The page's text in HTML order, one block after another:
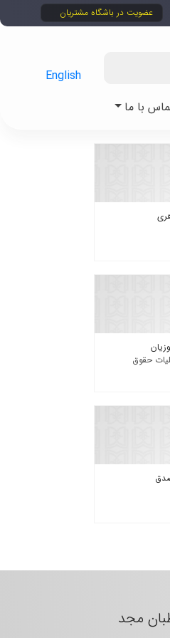
عضویت در باشگاه مشتریان
با ما
English
حقوق
مجد